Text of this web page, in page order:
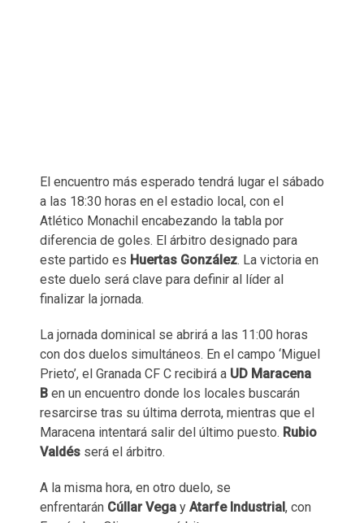
El encuentro más esperado tendrá lugar el sábado
a las 18:30 horas en el estadio local, con el
Atlético Monachil encabezando la tabla por
diferencia de goles. El árbitro designado para
este partido es Huertas González. La victoria en
este duelo será clave para definir al líder al
finalizar la jornada.
La jornada dominical se abrirá a las 11:00 horas
con dos duelos simultáneos. En el campo ‘Miguel
Prieto’, el Granada CF C recibirá a UD Maracena
B en un encuentro donde los locales buscarán
resarcirse tras su última derrota, mientras que el
Maracena intentará salir del último puesto. Rubio
Valdés será el árbitro.
A la misma hora, en otro duelo, se
enfrentarán Cúllar Vega y Atarfe Industrial , con